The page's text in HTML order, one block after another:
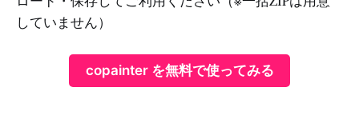
していません）
copainter を無料で使ってみる